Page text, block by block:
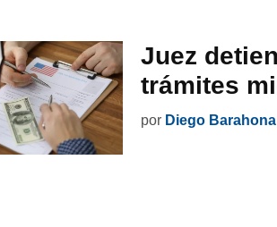
Juez
trámites
por Diego